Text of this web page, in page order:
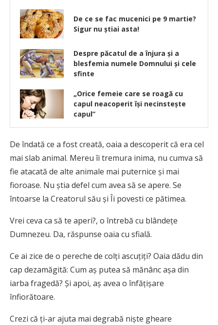
De ce se fac mucenici pe 9 martie?
Sigur nu știai asta!
Despre păcatul de a înjura și a
blesfemia numele Domnului și cele
sfinte
„Orice femeie care se roagă cu
capul neacoperit îşi necinsteşte
capul”
De îndată ce a fost creată, oaia a descoperit că era cel
mai slab animal. Mereu îi tremura inima, nu cumva să
fie atacată de alte animale mai puternice şi mai
fioroase. Nu ştia defel cum avea să se apere. Se
întoarse la Creatorul său şi Îi povesti ce pătimea.
Vrei ceva ca să te aperi?, o întrebă cu blândeţe
Dumnezeu. Da, răspunse oaia cu sfială.
Ce ai zice de o pereche de colţi ascuţiţi? Oaia dădu din
cap dezamăgită: Cum aş putea să mănânc aşa din
iarba fragedă? Şi apoi, aş avea o înfăţişare
înfiorătoare.
Crezi că ţi-ar ajuta mai degrabă nişte gheare